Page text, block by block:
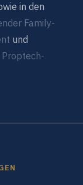
in den
Family-
und